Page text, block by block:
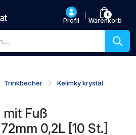
Profil
0
Warenkorb
Trinkbecher Kelímky krystal
mit Fuß
0,2L [10 St.]